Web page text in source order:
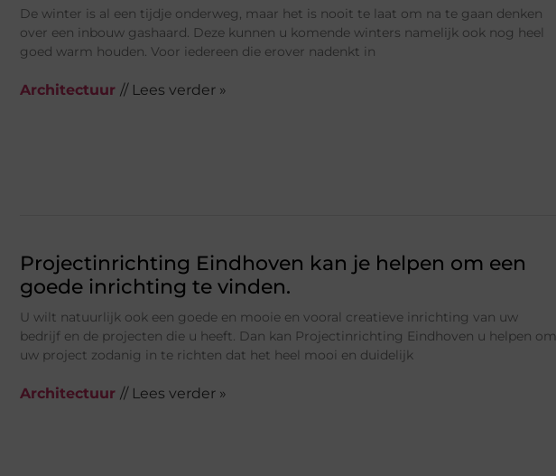
De winter is al een tijdje onderweg, maar het is nooit te laat om na te gaan denken
over een inbouw gashaard. Deze kunnen u komende winters namelijk ook nog heel
goed warm houden. Voor iedereen die erover nadenkt in
Architectuur // Lees verder »
Projectinrichting Eindhoven kan je helpen om een
goede inrichting te vinden.
U wilt natuurlijk ook een goede en mooie en vooral creatieve inrichting van uw
bedrijf en de projecten die u heeft. Dan kan Projectinrichting Eindhoven u helpen om
uw project zodanig in te richten dat het heel mooi en duidelijk
Architectuur // Lees verder »